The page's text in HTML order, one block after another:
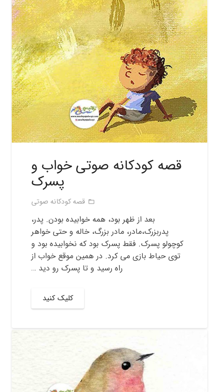
قصه کودکانه صوتی خواب و
پسرک
folder_open قصه کودکانه صوتی
بعد از ظهر بود، همه خوابیده بودن. پدر،
پدربزرک،مادر، مادر بزرگ، خاله و حتی خواهر
کوچولو پسرک. فقط پسرک بود که نخوابیده بود و
توی حیاط بازی می کرد. در همین موقع خواب از
راه رسید و تا پسرک رو دید …
کلیک کنید